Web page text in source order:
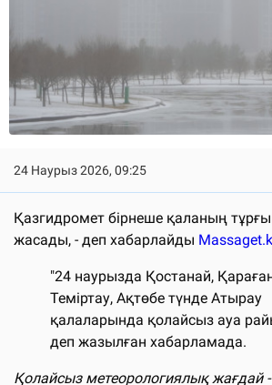
24 Наурыз 2026, 09:25
Қазгидромет бірнеше қаланың
жасады, - деп хабарлайды
"24 наурызда Қостанай,
Теміртау, Ақтөбе түнде Атырау
қалаларында қолайсыз ауа
деп жазылған хабарламада.
Қолайсыз метеорологиялық жағдай -